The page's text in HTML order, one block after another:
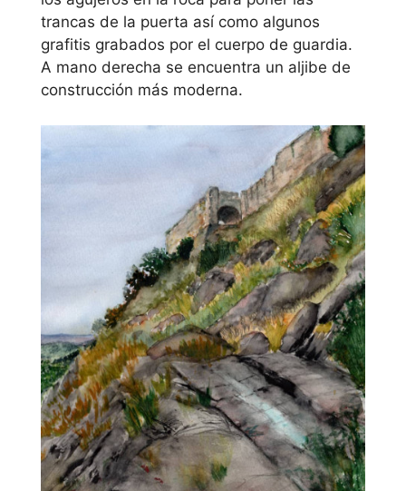
trancas de la puerta así como algunos
grafitis grabados por el cuerpo de guardia.
A mano derecha se encuentra un aljibe de
construcción más moderna.